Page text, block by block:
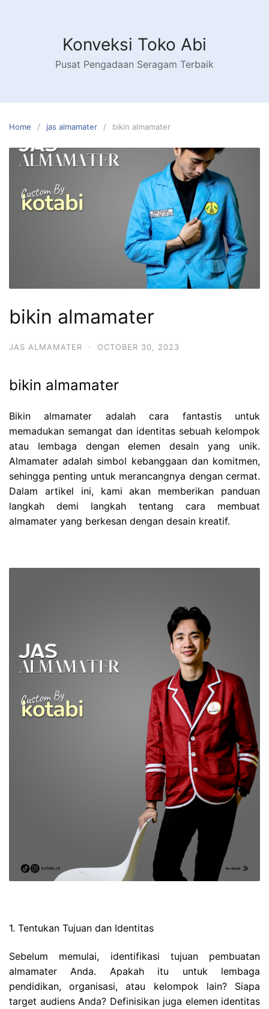
Konveksi Toko Abi
Pusat Pengadaan Seragam Terbaik
Home jas almamater bikin almamater
bikin almamater
JAS ALMAMATER · OCTOBER 30, 2023
bikin almamater
Bikin almamater adalah cara fantastis untuk
memadukan semangat dan identitas sebuah kelompok
atau lembaga dengan elemen desain yang unik.
Almamater adalah simbol kebanggaan dan komitmen,
sehingga penting untuk merancangnya dengan cermat.
Dalam artikel ini, kami akan memberikan panduan
langkah demi langkah tentang cara membuat
almamater yang berkesan dengan desain kreatif.
1. Tentukan Tujuan dan Identitas
Sebelum memulai, identifikasi tujuan pembuatan
almamater Anda. Apakah itu untuk lembaga
pendidikan, organisasi, atau kelompok lain? Siapa
target audiens Anda? Definisikan juga elemen identitas